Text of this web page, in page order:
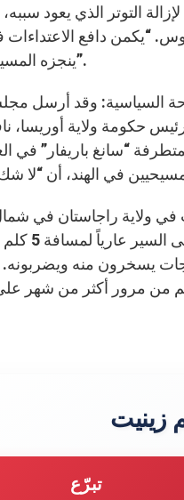
التوتر الذي يعود
“يكمن دافع الاعتداءات
ينجزه المسيحيون في المجالات الاجتماعية والصحية والرعاية”.
وقد أرسل مجلس
رئيس حكومة ولاية
“سانغ باريفار”
ولاية راجاستان في
يسخرون منه ويضربونه.
مرور أكثر من شهر على
زينيت
تبرّع